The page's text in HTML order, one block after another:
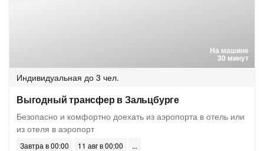
На машине
30 минут
Индивидуальная до 3 чел.
Выгодный трансфер в Зальцбурге
Безопасно и комфортно доехать из аэропорта в отель или
из отеля в аэропорт
Завтра в 00:00
11 авг в 00:00